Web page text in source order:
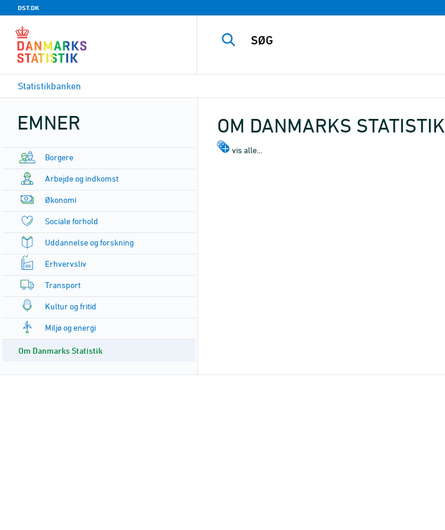
DST.DK
Statistikbanken
EMNER
Borgere
Arbejde og indkomst
Økonomi
Sociale forhold
Uddannelse og forskning
Erhvervsliv
Transport
Kultur og fritid
Miljø og energi
Om Danmarks Statistik
OM DANMARKS STATISTIK
vis alle...